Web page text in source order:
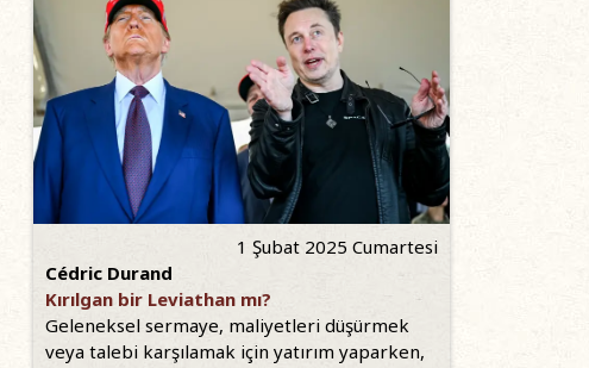
1 Şubat 2025 Cumartesi
Cédric Durand
Kırılgan bir Leviathan mı?
Geleneksel sermaye, maliyetleri düşürmek
veya talebi karşılamak için yatırım yaparken,